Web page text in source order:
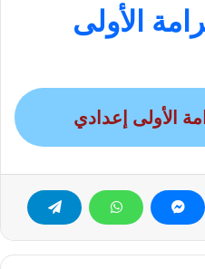
الأولى
الأولى إعدادي